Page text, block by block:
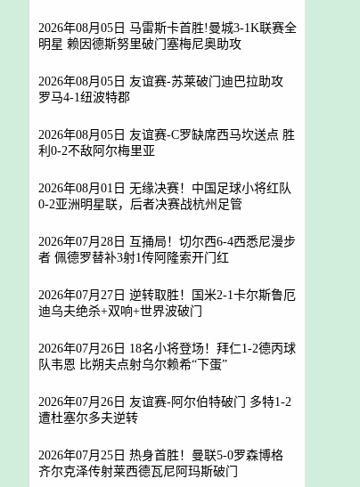
2026年08月05日 马雷斯卡首胜!曼城3-1K联赛全
明星 赖因德斯努里破门塞梅尼奥助攻
2026年08月05日 友谊赛-苏莱破门迪巴拉助攻
罗马4-1纽波特郡
2026年08月05日 友谊赛-C罗缺席西马坎送点 胜
利0-2不敌阿尔梅里亚
2026年08月01日 无缘决赛！中国足球小将红队
0-2亚洲明星联，后者决赛战杭州足管
2026年07月28日 互捅局！切尔西6-4西悉尼漫步
者 佩德罗替补3射1传阿隆索开门红
2026年07月27日 逆转取胜！国米2-1卡尔斯鲁厄
迪乌夫绝杀+双响+世界波破门
2026年07月26日 18名小将登场！拜仁1-2德丙球
队韦恩 比朔夫点射乌尔赖希“下蛋”
2026年07月26日 友谊赛-阿尔伯特破门 多特1-2
遭杜塞尔多夫逆转
2026年07月25日 热身首胜！曼联5-0罗森博格
齐尔克泽传射莱西德瓦尼阿玛斯破门